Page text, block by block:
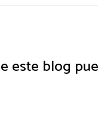
este blog